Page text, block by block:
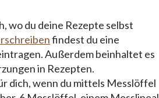
wo du deine Rezepte selbst
findest du eine
Außerdem beinhaltet es
in Rezepten.
dich, wenn du mittels Messlöffel